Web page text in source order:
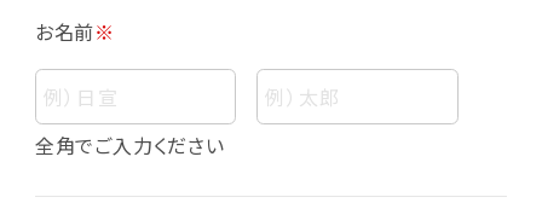
個人情報
個人情報とは、お客様個人に関する情報であっ
て、当該情報を構成する氏名、住所、電話番号、
お名前※
全角でご入力ください